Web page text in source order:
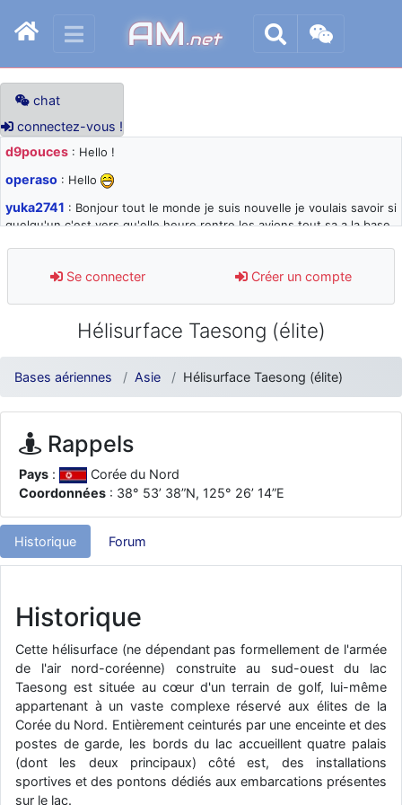
AM.net
chat
connectez-vous !
d9pouces : Hello !
operaso : Hello
yuka2741 : Bonjour tout le monde je suis nouvelle je voulais savoir si
quelqu'un c'est vers qu'elle heure rentre les avions tout sa a la base
d9pouces: désolé pour les quelques blocages du site ces derniers
jours : je teste des méthodes contre le spam et les bots trop nocifs
: Super, la nouvelle bannière
d9pouces : je suis un avion@,._,+ > lesquels ? je ne suis pas sûr de
comprendre
d9pouces: ouakamois > si tu parles du sujet sur l'Armée de l'Air,
bien sûr que oui !
je suis un avion@,._,+
moi et quelques avions n'ont pas les mêmes noms qu'aujourd'hui
: Bonjourà toutes et à tous.en espérantque ces
quelques images du Pays Basque vous auront plu ; Agur…
d9pouces: Je me rattraperai à la Ferté samedi
fox_50
: Bonjour, certains parmis vous étaient-ils présent au
meeting de Lann Bihoué de 2026 ?
cachée dans les pins: Coucou et excellente année 2026 à tous et
au site!
jericho: Bonne année et tous mes meilleurs voeux à tous pour
2026 !
little boy : je vous souhaite un bon réveillon pour cette nouvelle
année!
jericho: Merci D9pouces, à mon tour de souhaiter un Joyeux Noël
Se connecter Créer un compte
Hélisurface Taesong (élite)
Bases aériennes Asie Hélisurface Taesong (élite)
Rappels
Pays :
Corée du Nord
Coordonnées : 38° 53’ 38”N, 125° 26’ 14”E
Historique Forum
Historique
Cette hélisurface (ne dépendant pas formellement de l'armée
de l'air nord-coréenne) construite au sud-ouest du lac
Taesong est située au cœur d'un terrain de golf, lui-même
appartenant à un vaste complexe réservé aux élites de la
Corée du Nord. Entièrement ceinturés par une enceinte et des
postes de garde, les bords du lac accueillent quatre palais
(dont les deux principaux) côté est, des installations
sportives et des pontons dédiés aux embarcations présentes
sur le lac.